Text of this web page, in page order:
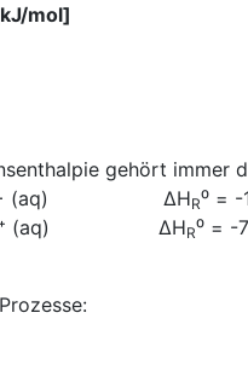
mol]
gehört immer
cu2+ (aq) ΔHR⁰ = -
Cu²⁺ (aq) ΔHR⁰ = -